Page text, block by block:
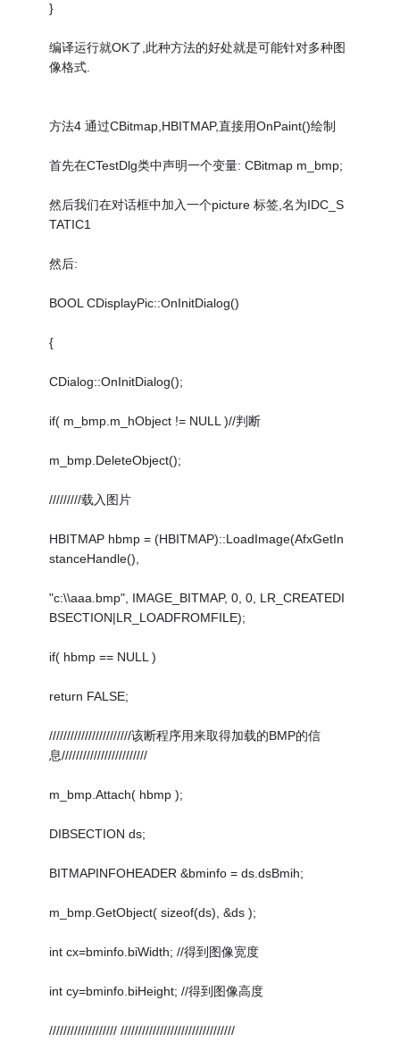
}
编译运行就OK了,此种方法的好处就是可能针对多种图
像格式.
方法4 通过CBitmap,HBITMAP,直接用OnPaint()绘制
首先在CTestDlg类中声明一个变量: CBitmap m_bmp;
然后我们在对话框中加入一个picture 标签,名为IDC_S
TATIC1
然后:
BOOL CDisplayPic::OnInitDialog()
{
CDialog::OnInitDialog();
if( m_bmp.m_hObject != NULL )//判断
m_bmp.DeleteObject();
/////////载入图片
HBITMAP hbmp = (HBITMAP)::LoadImage(AfxGetIn
stanceHandle(),
"c:\\aaa.bmp", IMAGE_BITMAP, 0, 0, LR_CREATEDI
BSECTION|LR_LOADFROMFILE);
if( hbmp == NULL )
return FALSE;
///////////////////////该断程序用来取得加载的BMP的信
息////////////////////////
m_bmp.Attach( hbmp );
DIBSECTION ds;
BITMAPINFOHEADER &bminfo = ds.dsBmih;
m_bmp.GetObject( sizeof(ds), &ds );
int cx=bminfo.biWidth; //得到图像宽度
int cy=bminfo.biHeight; //得到图像高度
/////////////////// ////////////////////////////////